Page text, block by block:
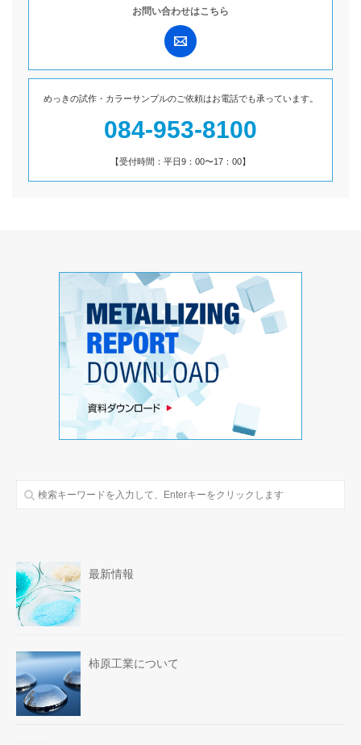
お問い合わせはこちら
めっきの試作・カラーサンプルのご依頼はお電話でも承っています。
084-953-8100
【受付時間：平日9：00〜17：00】
最新情報
柿原工業について